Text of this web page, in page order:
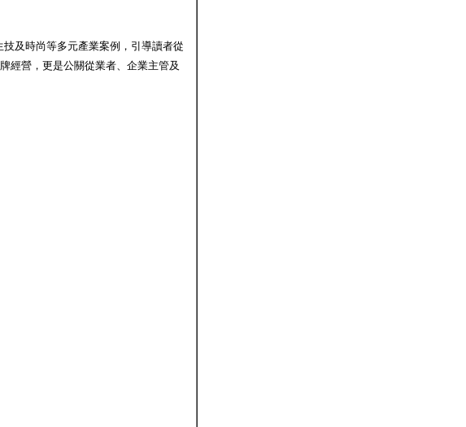
及時尚等多元產業案例，引導讀者從
經營，更是公關從業者、企業主管及